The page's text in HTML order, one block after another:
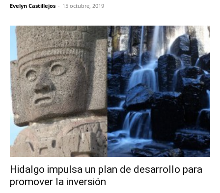
Evelyn Castillejos - 15 octubre, 2019
Hidalgo impulsa un plan de desarrollo para
promover la inversión